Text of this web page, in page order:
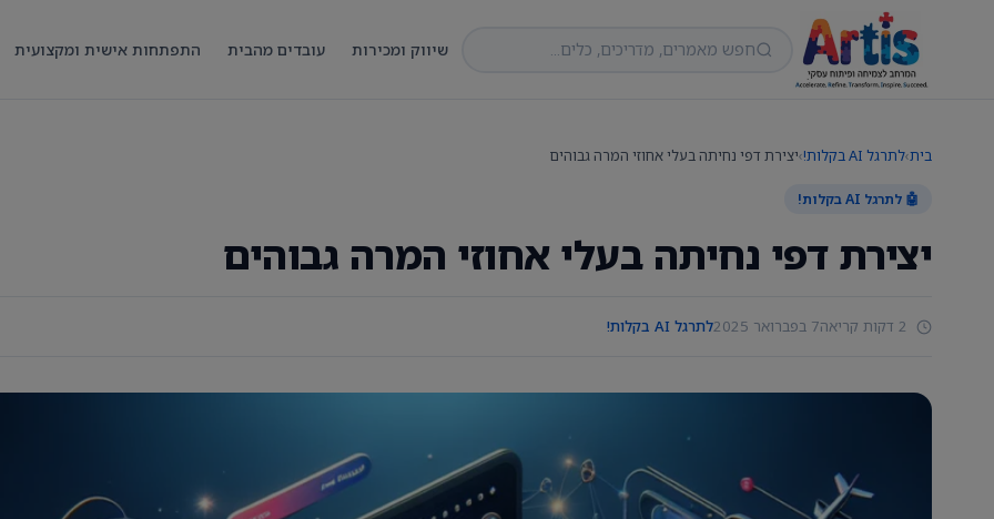
שיווק ומכירות עובדים מהבית התפתחות אישית ומקצועית
בית›לתרגל AI בקלות! ›יצירת דפי נחיתה בעלי אחוזי המרה גבוהים
🤖 לתרגל AI בקלות!
יצירת דפי נחיתה בעלי אחוזי המרה גבוהים
7 בפברואר 2025 לתרגל AI בקלות!